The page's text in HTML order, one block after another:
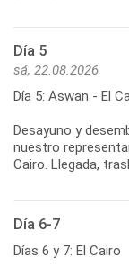
Día 5
sá, 22.08.2026
Día 5: Aswan - El
Desayuno y
nuestro
Cairo. Llegada,
Día 6-7
Días 6 y 7: El Cairo